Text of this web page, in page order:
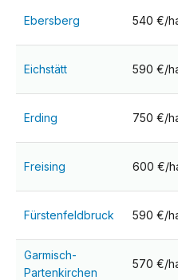
Ebersberg 540 €/
Eichstätt 590 €/
Erding 750 €/
Freising 600 €/
Fürstenfeldbruck 590 €/
Garmisch-
Partenkirchen
570 €/